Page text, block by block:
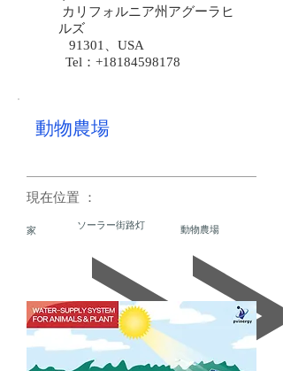
カリフォルニア州アグーラヒ
ルズ
91301、USA
Tel：+18184598178
動物農場
現在位置 ：
家 ソーラー街路灯 動物農場